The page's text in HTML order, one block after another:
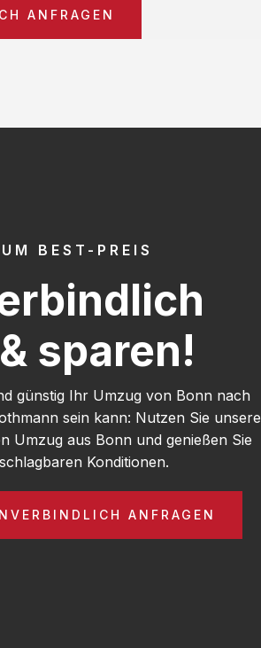
ANFRAGEN
BEST-PREIS
sparen!
günstig Ihr Umzug von Bonn nach
sein kann: Nutzen Sie unsere
Umzug aus Bonn und genießen Sie
Konditionen.
ANFRAGEN